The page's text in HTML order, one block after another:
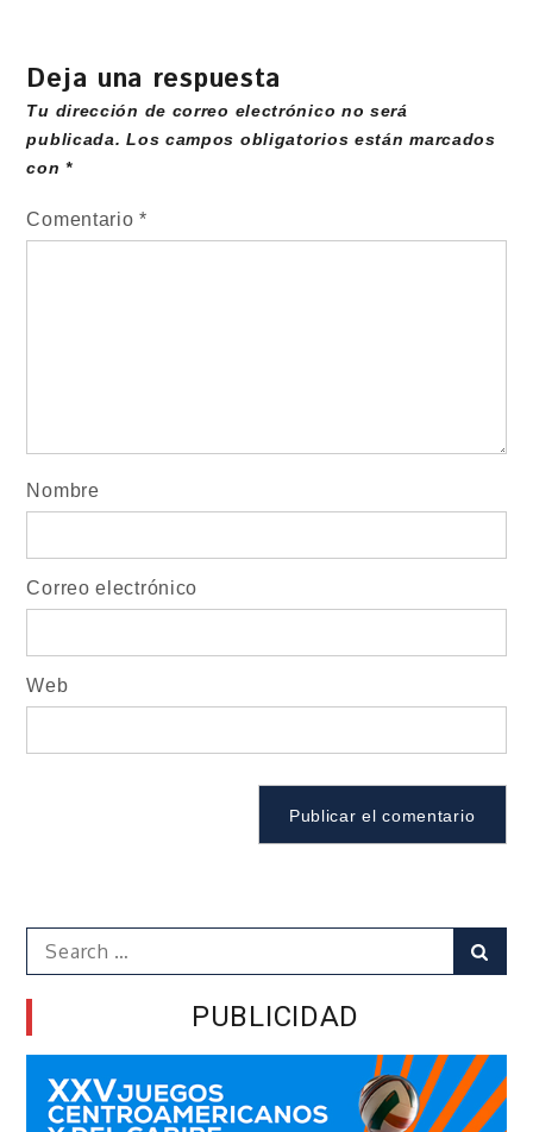
Deja una respuesta
Tu dirección de correo electrónico no será
publicada. Los campos obligatorios están marcados
con*
Comentario*
Nombre
Correo electrónico
Web
Search
for:
PUBLICIDAD